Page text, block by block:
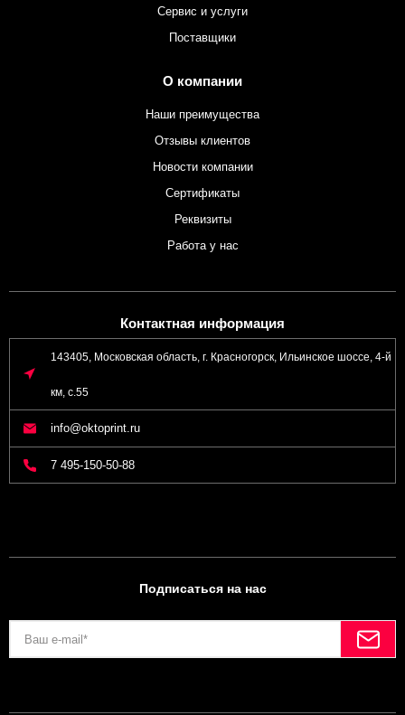
Сервис и услуги
Поставщики
О компании
Наши преимущества
Отзывы клиентов
Новости компании
Сертификаты
Реквизиты
Работа у нас
Контактная информация
143405, Московская область, г. Красногорск, Ильинское шоссе, 4-й
км, с.55
info@oktoprint.ru
7 495-150-50-88
Подписаться на нас